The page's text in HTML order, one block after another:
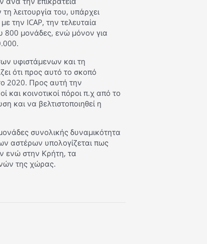
λειτουργία του, υπάρχει
την ICAP, την τελευταία
800 μονάδες, ενώ μόνον για
υφιστάμενων και τη
ότι προς αυτό το σκοπό
2020. Προς αυτή την
και κοινοτικοί πόροι π.χ από το
και να βελτιστοποιηθεί η
συνολικής δυναμικότητα
αστέρων υπολογίζεται πως
ενώ στην Κρήτη, τα
της χώρας.